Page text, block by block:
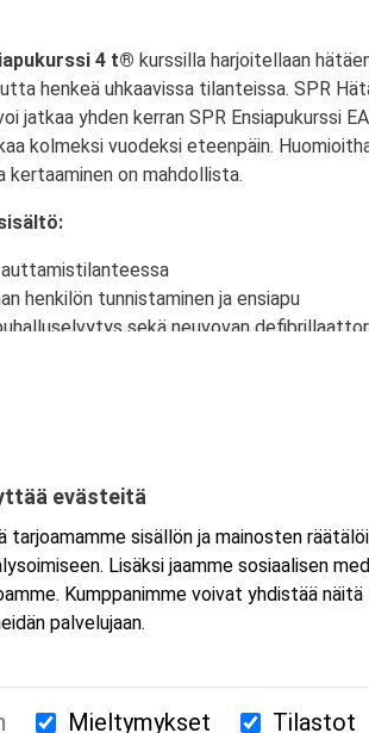
4 t® kurssilla harjoitellaan
henkeä uhkaavissa tilanteissa. SPR
jatkaa yhden kerran SPR Ensiapukurssi
kolmeksi vuodeksi eteenpäin.
kertaaminen on mahdollista.
henkilön tunnistaminen ja ensiapu
sekä neuvovan
. Koulutus tapahtuu Microsoft
erikseen. Mikäli haluat ladata Teams-
lähetetään vahvistusviestissä.
evästeitä
sisällön ja mainosten
Lisäksi jaamme sosiaalisen
Kumppanimme voivat yhdistää
palvelujaan.
Mieltymykset Tilastot